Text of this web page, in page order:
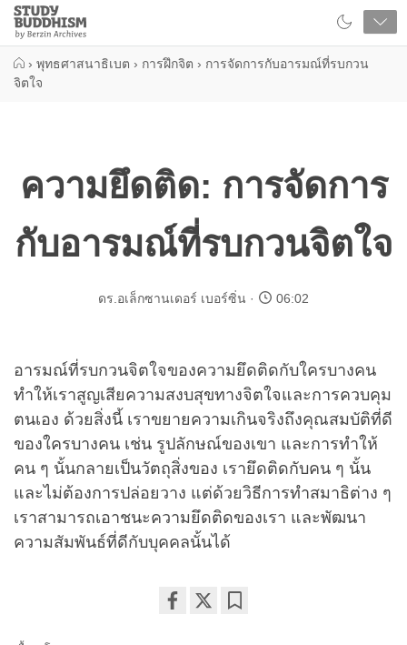
Close
Study
Buddhism
› พุทธศาสนาธิเบต › การฝึกจิต › การจัดการกับอารมณ์ที่รบกวน
จิตใจ
ความยึดติด: การจัดการ
กับอารมณ์ที่รบกวนจิตใจ
ดร.อเล็กซานเดอร์ เบอร์ซิ่น 06:02
อารมณ์ที่รบกวนจิตใจของความยึดติดกับใครบางคน
ทำให้เราสูญเสียความสงบสุขทางจิตใจและการควบคุม
ตนเอง ด้วยสิ่งนี้ เราขยายความเกินจริงถึงคุณสมบัติที่ดี
ของใครบางคน เช่น รูปลักษณ์ของเขา และการทำให้
คน ๆ นั้นกลายเป็นวัตถุสิ่งของ เรายึดติดกับคน ๆ นั้น
และไม่ต้องการปล่อยวาง แต่ด้วยวิธีการทำสมาธิต่าง ๆ
เราสามารถเอาชนะความยึดติดของเรา และพัฒนา
ความสัมพันธ์ที่ดีกับบุคคลนั้นได้